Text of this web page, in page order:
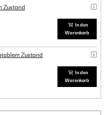
Zustand
In den
Warenkorb
Zustand
In den
Warenkorb